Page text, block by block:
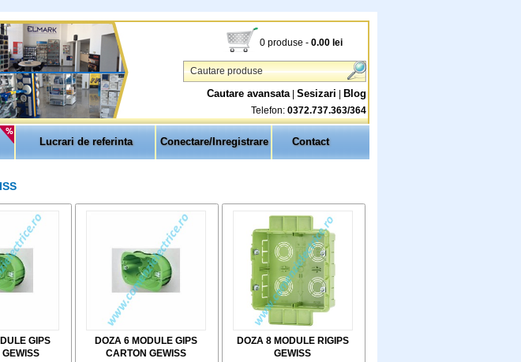
0 produse - 0.00lei
Lucrari de referinta Conectare/Inregistrare Contact
Cautare avansata| Sesizari Blog
Telefon: 0372.737.363/364
GIPS
DOZA 6 MODULE GIPS
CARTON GEWISS
DOZA 8 MODULE RIGIPS
GEWISS